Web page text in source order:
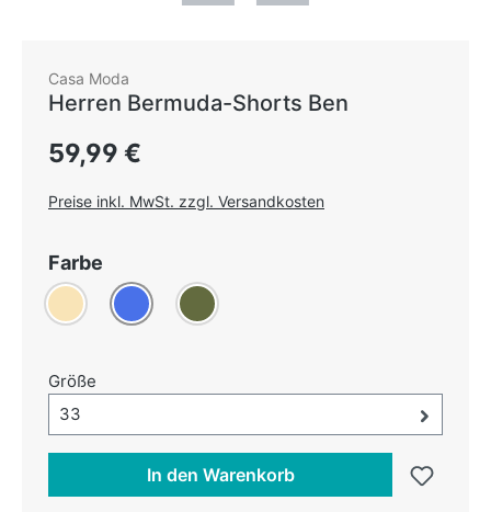
Casa Moda
Herren Bermuda-Shorts Ben
Regulärer Preis:
59,99 €
Preise inkl. MwSt. zzgl. Versandkosten
Farbe
Beige
(Diese Option ist zurzeit nicht verfügbar.)
Blau Oliv
Größe
Größe-Auswahl öffnen, aktuell ausgewählt:
33
In den Warenkorb